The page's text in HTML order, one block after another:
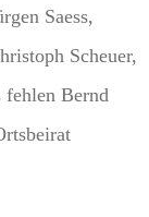
Saess,
Scheuer,
fehlen Bernd